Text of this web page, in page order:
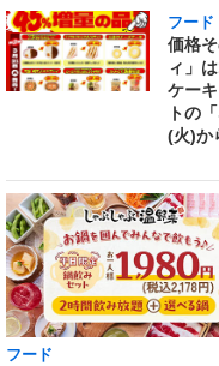
フード
価格
ィ」
ケー
トの
(火)か
フード